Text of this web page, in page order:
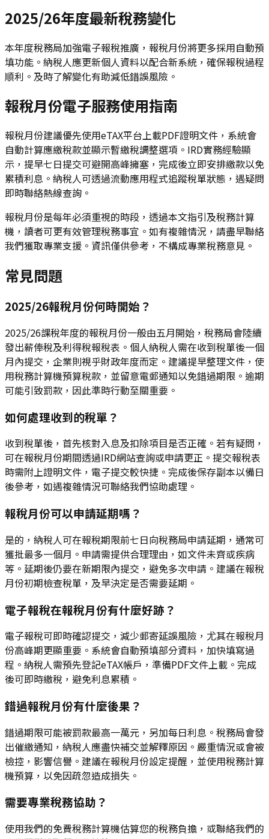
2025/26年度最新稅務變化
本年度稅務局加強電子報稅推廣，報稅月份將更多採用自動預
填功能。納稅人應更新個人資料以配合新系統，確保報稅過程
順利。及時了解變化有助減低錯誤風險。
報稅月份電子服務使用指南
報稅月份建議優先使用eTAX平台上載PDF證明文件，系統會
自動計算應繳稅款並顯示暫繳稅調整選項。IRD實務經驗顯
示，提早七日提交可避開高峰擁塞，完成後立即安排繳款以免
累積利息。納稅人可透過流動應用程式追蹤稅單狀態，遇疑問
即時聯絡熱線查詢。
報稅月份是每年必須重視的時段，透過本文指引及稅務計算
機，讀者可更有效管理稅務事宜。如有複雜情況，請盡早聯絡
我們獲取專業支援。資訊僅供參考，不構成專業稅務意見。
常見問題
2025/26報稅月份何時開始？
2025/26課稅年度的報稅月份一般由五月開始，稅務局會陸續
發出薪俸稅及利得稅報稅表。個人納稅人需在收到稅單後一個
月內提交，企業則視乎財政年度而定。建議提早整理文件，使
用稅務計算機預算稅款，並留意電郵通知以免錯過期限。逾期
可能引致罰款，因此準時行動至關重要。
如何處理收到的稅單？
收到稅單後，首先核對入息及扣除項目是否正確。若有疑問，
可在報稅月份期間透過IRD網站查詢或申請更正。提交報稅表
時需附上證明文件，電子提交較快捷。完成後保存副本以備日
後參考，如遇複雜情況可聯絡我們協助處理。
報稅月份可以申請延期嗎？
是的，納稅人可在報稅期限前七日向稅務局申請延期，通常可
獲批最多一個月。申請需提供合理理由，如文件未齊或疾病
等。延期後仍要在新期限內提交，避免多次申請。建議在報稅
月份初期檢查稅單，及早決定是否需要延期。
電子報稅在報稅月份有什麼好跡？
電子報稅可即時確認提交，減少郵寄延誤風險，尤其在報稅月
份高峰期更顯重要。系統會自動預填部分資料，加快填寫過
程。納稅人需預先登記eTAX帳戶，準備PDF文件上載。完成
後可即時繳稅，避免利息累積。
錯過報稅月份有什麼後果？
錯過期限可能被罰款最高一萬元，另加每日利息。稅務局會發
出催繳通知，納稅人應盡快補交並解釋原因。嚴重情況或會被
檢控，影響信譽。建議在報稅月份設定提醒，並使用稅務計算
機預算，以免因疏忽造成損失。
需要專業稅務協助？
使用我們的免費稅務計算機估算您的稅務負擔，或聯絡我們的